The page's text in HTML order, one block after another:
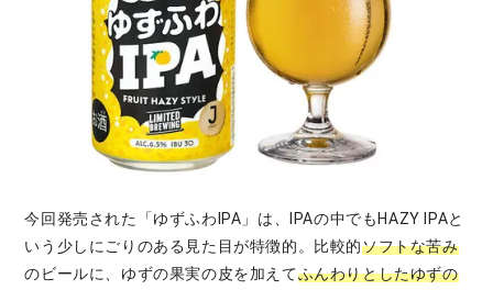
今回発売された「ゆずふわIPA」は、IPAの中でもHAZY IPAと
いう少しにごりのある見た目が特徴的。比較的ソフトな苦み
のビールに、ゆずの果実の皮を加えてふんわりとしたゆずの